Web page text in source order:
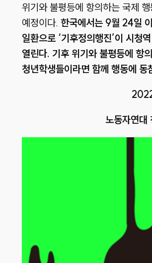
위기와 불평등에 항의하는 국제
예정이다. 한국에서는 9월 24일
일환으로 ‘기후정의행진’이 시청
열린다. 기후 위기와 불평등에 항
청년학생들이라면 함께 행동에 동
노동자연대